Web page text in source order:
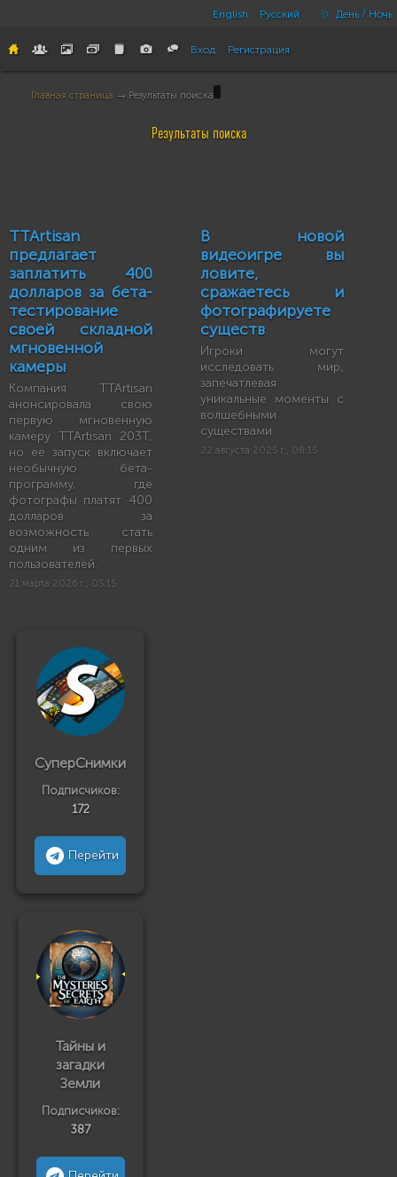
English Русский День / Ночь
Вход Регистрация
Главная страница → Результаты поиска
Результаты поиска
TTArtisan
предлагает
заплатить 400
долларов за бета-
тестирование
своей складной
мгновенной
камеры
Компания TTArtisan
анонсировала свою
первую мгновенную
камеру TTArtisan 203T,
но ее запуск включает
необычную бета-
программу, где
фотографы платят 400
долларов за
возможность стать
одним из первых
пользователей.
21 марта 2026 г., 05:15
СуперСнимки
Подписчиков:
172
Перейти
Тайны и
загадки
Земли
Подписчиков:
387
В новой
видеоигре вы
ловите,
сражаетесь и
фотографируете
существ
Игроки могут
исследовать мир,
запечатлевая
уникальные моменты с
волшебными
существами.
22 августа 2025 г., 08:15